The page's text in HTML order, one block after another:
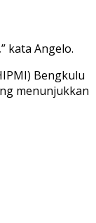
kata Angelo.
Bengkulu
menunjukkan